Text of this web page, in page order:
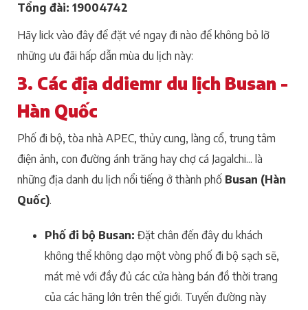
Tổng đài: 19004742
Hãy lick vào đây để đặt vé ngay đi nào để không bỏ lỡ
những ưu đãi hấp dẫn mùa du lịch này:
3. Các địa ddiemr du lịch Busan -
Hàn Quốc
Phố đi bộ, tòa nhà APEC, thủy cung, làng cổ, trung tâm
điện ảnh, con đường ánh trăng hay chợ cá Jagalchi... là
những địa danh du lịch nổi tiếng ở thành phố Busan (Hàn
Quốc).
Phố đi bộ Busan: Đặt chân đến đây du khách
không thể không dạo một vòng phố đi bộ sạch sẽ,
mát mẻ với đầy đủ các cửa hàng bán đồ thời trang
của các hãng lớn trên thế giới. Tuyến đường này